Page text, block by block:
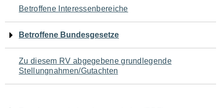
den
Seiteninhalt
Betroffene Interessenbereiche
Betroffene Bundesgesetze
Zu diesem RV abgegebene grundlegende
Stellungnahmen/Gutachten